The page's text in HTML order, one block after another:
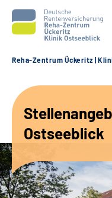
Unsere Angebote
Karriere
Reha-Zentrum Ückeritz |
Ostseeblick